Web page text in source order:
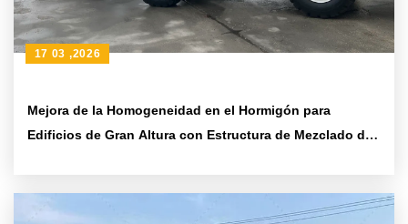
Mejora de la Homogeneidad en el Hormigón para
Edificios de Gran Altura con Estructura de Mezclado de
17 03 ,2026